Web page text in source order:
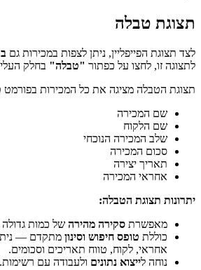
תצוגת טבלה
לצד תצוגת הפייפליין, ניתן לצפות במכירות גם
לתצוגה זו, לחצו על כפתור "טבלה" בחלק
תצוגת הטבלה מציגה את כל המכירות בפורמט
שם המכירה
שם הלקוח
שלב המכירה הנוכחי
סכום המכירה
תאריך יצירה
אחראי המכירה
יתרונות תצוגת הטבלה:
מאפשרת סקירה מהירה של כמות
כוללת טופס חיפוש וסינון מתקדם —
אחראי, לקוח, טווח תאריכים וסכומים.
נוחה לייצוא נתונים ולעבודה עם רשימות.